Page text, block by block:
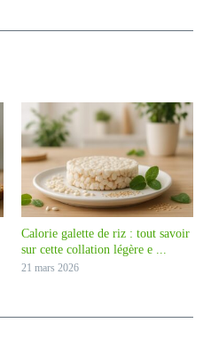
Calorie galette de riz : tout savoir
sur cette collation légère e ...
21 mars 2026